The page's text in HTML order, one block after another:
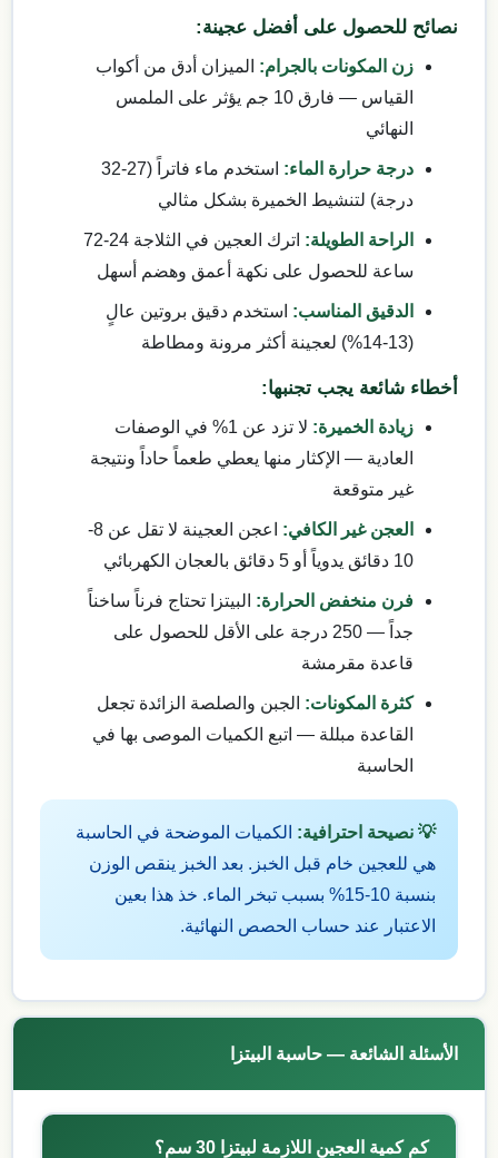
نصائح للحصول على أفضل عجينة:
زن المكونات بالجرام: الميزان أدق من أكواب
القياس — فارق 10 جم يؤثر على الملمس
النهائي
درجة حرارة الماء:
استخدم ماء فاتراً (27-32
درجة) لتنشيط الخميرة بشكل مثالي
الراحة الطويلة:
اترك العجين في الثلاجة 24-72
ساعة للحصول على نكهة أعمق وهضم أسهل
الدقيق المناسب: استخدم دقيق بروتين عالٍ
(13-14%) لعجينة أكثر مرونة ومطاطة
أخطاء شائعة يجب تجنبها:
زيادة الخميرة:
لا تزد عن 1% في الوصفات
العادية — الإكثار منها يعطي طعماً حاداً ونتيجة
غير متوقعة
العجن غير الكافي:
اعجن العجينة لا تقل عن 8-
10 دقائق يدوياً أو 5 دقائق بالعجان الكهربائي
فرن منخفض الحرارة: البيتزا تحتاج فرناً ساخناً
جداً — 250 درجة على الأقل للحصول على
قاعدة مقرمشة
كثرة المكونات: الجبن والصلصة الزائدة تجعل
القاعدة مبللة — اتبع الكميات الموصى بها في
الحاسبة
💡 نصيحة احترافية: الكميات الموضحة في الحاسبة
هي للعجين خام قبل الخبز. بعد الخبز ينقص الوزن
بنسبة 10-15% بسبب تبخر الماء. خذ هذا بعين
الاعتبار عند حساب الحصص النهائية.
الأسئلة الشائعة — حاسبة البيتزا
كم كمية العجين اللازمة لبيتزا 30 سم؟